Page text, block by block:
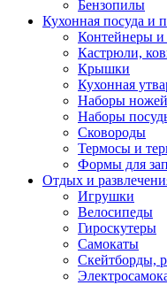
Бензопилы
Кухонная посуда и
Контейнеры и
Кастрюли,
Крышки
Кухонная
Наборы ножей
Наборы
Сковороды
Термосы и
Формы для
Отдых и
Игрушки
Велосипеды
Гироскутеры
Самокаты
Скейтборды,